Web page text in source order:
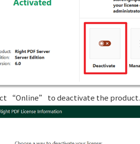
“Online” to deactivate the product.